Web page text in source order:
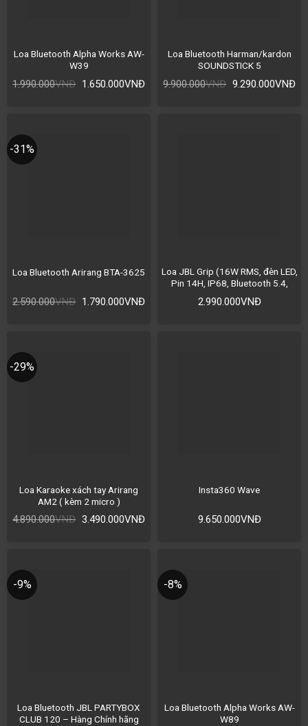
Loa Bluetooth Alpha Works AW-
W39
1.990.000VNĐ 1.650.000VNĐ
Loa Bluetooth Harman/kardon
SOUNDSTICK 5
9.900.000VNĐ 9.290.000VNĐ
-31%
Loa Bluetooth Arirang BTA-3625
2.590.000VNĐ 1.790.000VNĐ
Loa JBL Grip (16W RMS, đèn LED,
Pin 14H, IP68, Bluetooth 5.4,
Auracast)
2.990.000VNĐ
-29%
Loa Karaoke xách tay Arirang
AM2 ( kèm 2 micro )
4.890.000VNĐ 3.490.000VNĐ
Insta360 Wave
9.650.000VNĐ
-9%
Loa Bluetooth JBL PARTYBOX
CLUB 120 – Hàng Chính hãng
-8%
Loa Bluetooth Alpha Works AW-
W89